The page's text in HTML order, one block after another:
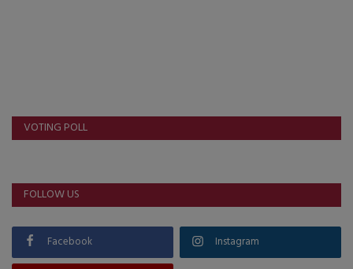
VOTING POLL
FOLLOW US
Facebook Instagram